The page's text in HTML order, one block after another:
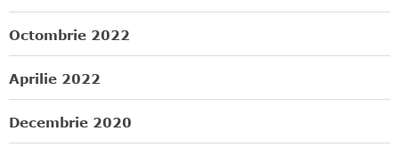
Octombrie 2022
Aprilie 2022
Decembrie 2020